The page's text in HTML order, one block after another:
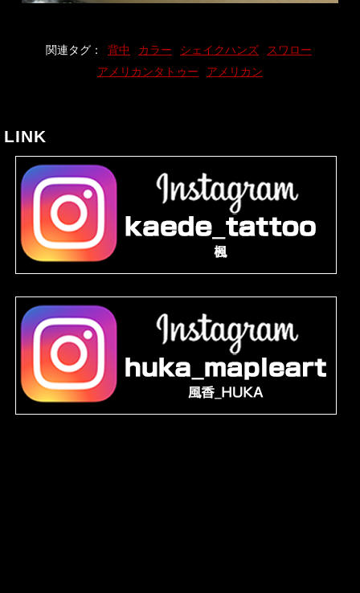
関連タグ： 背中 カラー シェイクハンズ
スワロー
アメリカンタトゥー
アメリカン
LINK